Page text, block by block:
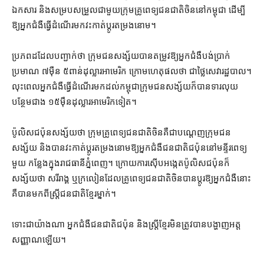
ឯកសារ និង​សម្របសម្រួល​ជាមួយ​ក្រុម​គ្រូពេទ្យ​ជនជាតិ​ចិន​នៅ​កម្ពុជា ដើម្បី​
ឱ្យ​អ្នកជំងឺ​ធ្វើដំណើរ​មក​វះកាត់​ប្តូរ​តម្រងនោម។
ប្រភព​ដដែល​បញ្ជាក់​ថា ក្រុម​ជនសង្ស័យ​បាន​តម្រូវ​ឱ្យ​អ្នកជំងឺ​បង់ប្រាក់​
ប្រមាណ ៧​ម៉ឺន ៥​ពាន់​ដុល្លារ​អាមេរិក ក្រោម​ហេតុផល​ថា ជា​ថ្លៃ​សេវា​រដ្ឋបាល​។
លុះ​ពេល​អ្នកជំងឺ​ធ្វើដំណើរ​មកដល់​កម្ពុជា​ក្រុម​ជនសង្ស័យ​ក៏បាន​ទារ​លុយ​
បន្ថែម​ជាង ១៥​ម៉ឺន​ដុល្លារ​អាមេរិក​ទៀត។
ប៉ូលិស​ជប៉ុន​សង្ស័យ​ថា ក្រុម​គ្រូពេទ្យ​ជនជាតិ​ចិន​គឺជា​បណ្ដេញ​ក្រុម​ជន
សង្ស័យ និង​បាន​វះកាត់​ប្តូរ​តម្រងនោម​ឱ្យ​អ្នកជំងឺ​ជនជាតិ​ជប៉ុន​នៅ​មន្ទីរពេទ្យ​
មួយ កន្លែង​ក្នុង​រាជធានី​ភ្នំពេញ​។ ក្រោយ​ការស៊ើបអង្កេត​ប៉ូលិស​ជប៉ុន​ក៏​
សង្ស័យ​ថា សរីរាង្គ ឬ​ក្រលៀន​ដែល​គ្រូពេទ្យ​ជនជាតិ​ចិន​បាន​ប្ដូរ​ឱ្យ​អ្នកជំងឺ​នោះ​
គឺ​បាន​មក​ពី​ស្ត្រីជន​ជាតិខ្មែរ​ម្នាក់។
ទោះជា​យ៉ាងណា អ្នកជំងឺ​ជនជាតិ​ជប៉ុន និង​ស្ត្រី​ខ្មែរ​មិន​ត្រូវ​បាន​បង្ហាញ​អត្ត
សញ្ញាណ​ឡើយ។